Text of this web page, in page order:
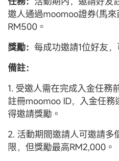
邀人通過moomoo證券(馬
RM500。
獎勵： 每成功邀請1位好友
備註：
1. 受邀人需在完成入金任務
註冊moomoo ID，入金任
得邀請獎勵。
2. 活動期間邀請人可邀請多
限，但獎勵最高RM2,000。